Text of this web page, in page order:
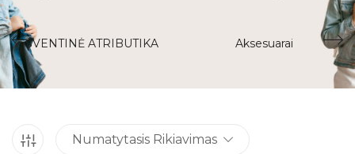
ŠVENTINĖ ATRIBUTIKA Aksesuarai
Numatytasis Rikiavimas